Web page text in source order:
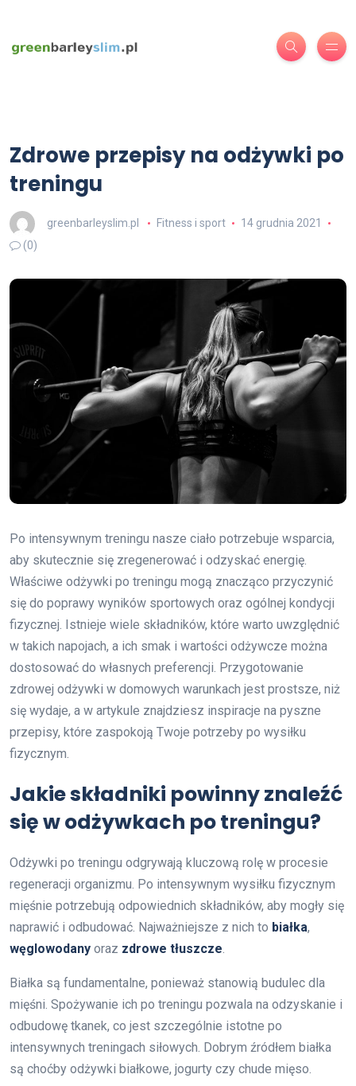
Zdrowe przepisy na odżywki po
treningu
greenbarleyslim.pl Fitness i sport
14 grudnia 2021
(0)
Po intensywnym treningu nasze ciało potrzebuje wsparcia,
aby skutecznie się zregenerować i odzyskać energię.
Właściwe odżywki po treningu mogą znacząco przyczynić
się do poprawy wyników sportowych oraz ogólnej kondycji
fizycznej. Istnieje wiele składników, które warto uwzględnić
w takich napojach, a ich smak i wartości odżywcze można
dostosować do własnych preferencji. Przygotowanie
zdrowej odżywki w domowych warunkach jest prostsze, niż
się wydaje, a w artykule znajdziesz inspiracje na pyszne
przepisy, które zaspokoją Twoje potrzeby po wysiłku
fizycznym.
Jakie składniki powinny znaleźć
się w odżywkach po treningu?
Odżywki po treningu odgrywają kluczową rolę w procesie
regeneracji organizmu. Po intensywnym wysiłku fizycznym
mięśnie potrzebują odpowiednich składników, aby mogły się
naprawić i odbudować. Najważniejsze z nich to białka,
węglowodany oraz zdrowe tłuszcze.
Białka są fundamentalne, ponieważ stanowią budulec dla
mięśni. Spożywanie ich po treningu pozwala na odzyskanie i
odbudowę tkanek, co jest szczególnie istotne po
intensywnych treningach siłowych. Dobrym źródłem białka
są choćby odżywki białkowe, jogurty czy chude mięso.